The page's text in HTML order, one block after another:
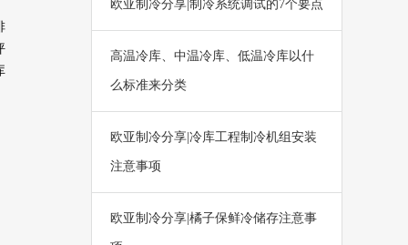
欧亚制冷分享|制冷系统调试的7个要点
高温冷库、中温冷库、低温冷库以什
么标准来分类
欧亚制冷分享|冷库工程制冷机组安装
注意事项
欧亚制冷分享|橘子保鲜冷储存注意事